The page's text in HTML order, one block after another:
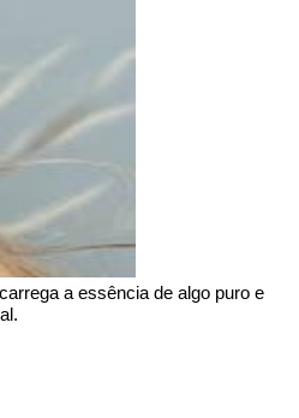
a essência de algo puro e